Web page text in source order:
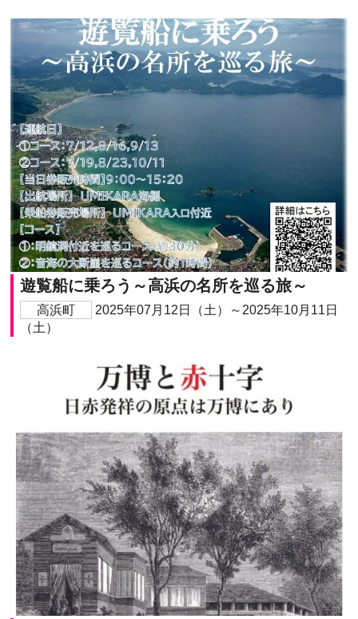
遊覧船に乗ろう～高浜の名所を巡る旅～
高浜町
2025年07月12日（土）～2025年10月11日
（土）